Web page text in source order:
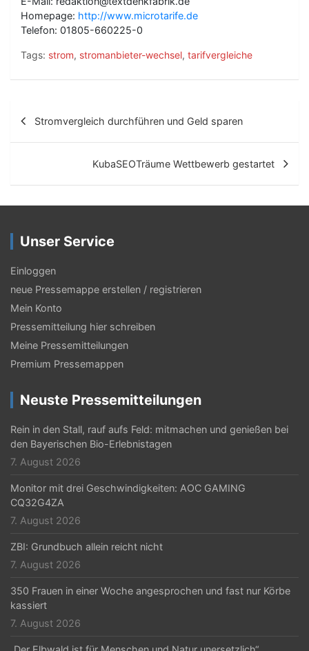
Homepage: http://www.microtarife.de
Telefon: 01805-660225-0
Tags: strom, stromanbieter-wechsel, tarifvergleiche
t
r
a
g
s
-
N
a
v
i
g
a
t
i
o
Stromvergleich durchführen und Geld sparen
KubaSEOTräume Wettbewerb gestartet
Unser Service
Einloggen
neue Pressemappe erstellen / registrieren
Mein Konto
Pressemitteilung hier schreiben
Meine Pressemitteilungen
Premium Pressemappen
Neuste Pressemitteilungen
Rein in den Stall, rauf aufs Feld: mitmachen und genießen bei
den Bayerischen Bio-Erlebnistagen
7. August 2026
Monitor mit drei Geschwindigkeiten: AOC GAMING
CQ32G4ZA
7. August 2026
ZBI: Grundbuch allein reicht nicht
7. August 2026
350 Frauen in einer Woche angesprochen und fast nur Körbe
kassiert
7. August 2026